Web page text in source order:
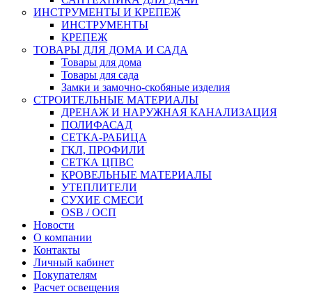
ИНСТРУМЕНТЫ И КРЕПЕЖ
ИНСТРУМЕНТЫ
КРЕПЕЖ
ТОВАРЫ ДЛЯ ДОМА И САДА
Товары для дома
Товары для сада
Замки и замочно-скобяные изделия
СТРОИТЕЛЬНЫЕ МАТЕРИАЛЫ
ДРЕНАЖ И НАРУЖНАЯ КАНАЛИЗАЦИЯ
ПОЛИФАСАД
СЕТКА-РАБИЦА
ГКЛ, ПРОФИЛИ
СЕТКА ЦПВС
КРОВЕЛЬНЫЕ МАТЕРИАЛЫ
УТЕПЛИТЕЛИ
СУХИЕ СМЕСИ
OSB / ОСП
Новости
О компании
Контакты
Личный кабинет
Покупателям
Расчет освещения